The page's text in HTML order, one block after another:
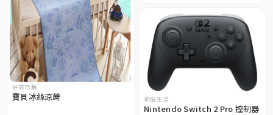
好買市集
寶貝冰絲涼蓆 神腦生活
Nintendo Switch 2 Pro 控制器